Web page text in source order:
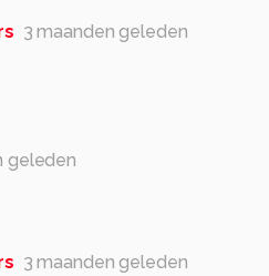
3 maanden geleden
geleden
3 maanden geleden